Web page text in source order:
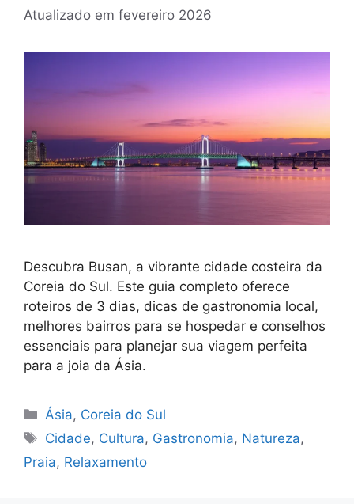
Atualizado em fevereiro 2026
Descubra Busan, a vibrante cidade costeira da
Coreia do Sul. Este guia completo oferece
roteiros de 3 dias, dicas de gastronomia local,
melhores bairros para se hospedar e conselhos
essenciais para planejar sua viagem perfeita
para a joia da Ásia.
Categorias
Ásia, Coreia do Sul
Tags
Cidade, Cultura, Gastronomia, Natureza,
Praia, Relaxamento